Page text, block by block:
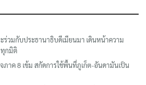
ร่วมกับประธานาธิบดีเมียนมา เดินหน้าความ
ทุกมิติ
ภาค 8 เข้ม สกัดการใช้พื้นที่ภูเก็ต-อันดามันเป็น